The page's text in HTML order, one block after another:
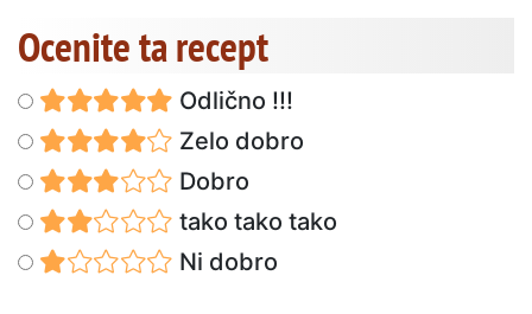
Ocenite ta recept
Odlično !!!
Zelo dobro
Dobro
tako tako tako
Ni dobro